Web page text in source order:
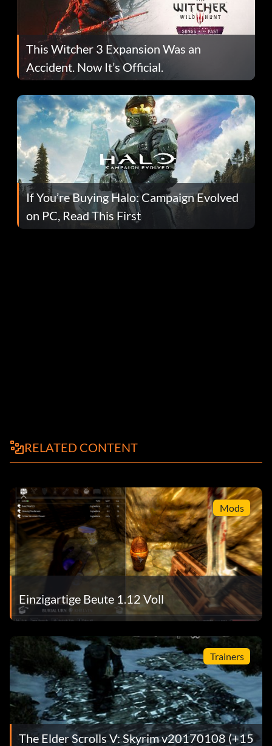
This Witcher 3 Expansion Was an
Accident. Now It’s Official.
If You’re Buying Halo: Campaign Evolved
on PC, Read This First
RELATED CONTENT
Mods
Einzigartige Beute 1.12 Voll
Trainers
The Elder Scrolls V: Skyrim v20170108 (+15